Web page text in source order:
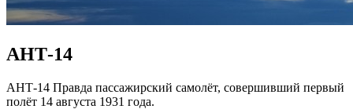
АНТ-14
АНТ-14 Правда пассажирский самолёт, совершивший первый
полёт 14 августа 1931 года.